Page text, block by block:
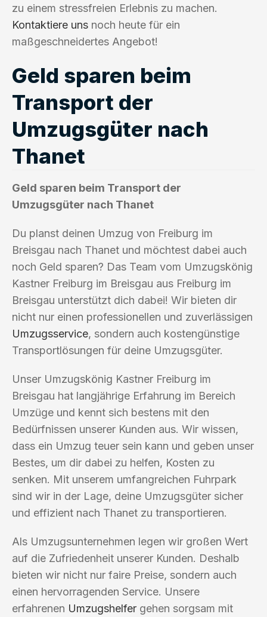
zu einem stressfreien Erlebnis zu machen.
Kontaktiere uns noch heute für ein
maßgeschneidertes Angebot!
Geld sparen beim
Transport der
Umzugsgüter nach
Thanet
Geld sparen beim Transport der
Umzugsgüter nach Thanet
Du planst deinen Umzug von Freiburg im
Breisgau nach Thanet und möchtest dabei auch
noch Geld sparen? Das Team vom Umzugskönig
Kastner Freiburg im Breisgau aus Freiburg im
Breisgau unterstützt dich dabei! Wir bieten dir
nicht nur einen professionellen und zuverlässigen
Umzugsservice, sondern auch kostengünstige
Transportlösungen für deine Umzugsgüter.
Unser Umzugskönig Kastner Freiburg im
Breisgau hat langjährige Erfahrung im Bereich
Umzüge und kennt sich bestens mit den
Bedürfnissen unserer Kunden aus. Wir wissen,
dass ein Umzug teuer sein kann und geben unser
Bestes, um dir dabei zu helfen, Kosten zu
senken. Mit unserem umfangreichen Fuhrpark
sind wir in der Lage, deine Umzugsgüter sicher
und effizient nach Thanet zu transportieren.
Als Umzugsunternehmen legen wir großen Wert
auf die Zufriedenheit unserer Kunden. Deshalb
bieten wir nicht nur faire Preise, sondern auch
einen hervorragenden Service. Unsere
erfahrenen Umzugshelfer gehen sorgsam mit